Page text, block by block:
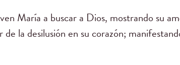
María a buscar a Dios, mostrando su
la desilusión en su corazón;